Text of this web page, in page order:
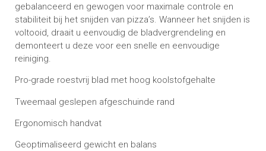
gebalanceerd en gewogen voor maximale controle en
stabiliteit bij het snijden van pizza’s. Wanneer het snijden is
voltooid, draait u eenvoudig de bladvergrendeling en
demonteert u deze voor een snelle en eenvoudige
reiniging.
Pro-grade roestvrij blad met hoog koolstofgehalte
Tweemaal geslepen afgeschuinde rand
Ergonomisch handvat
Geoptimaliseerd gewicht en balans